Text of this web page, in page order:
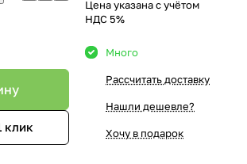
клик
Цена указана с учётом
НДС 5%
Много
Рассчитать доставку
Нашли дешевле?
Хочу в подарок